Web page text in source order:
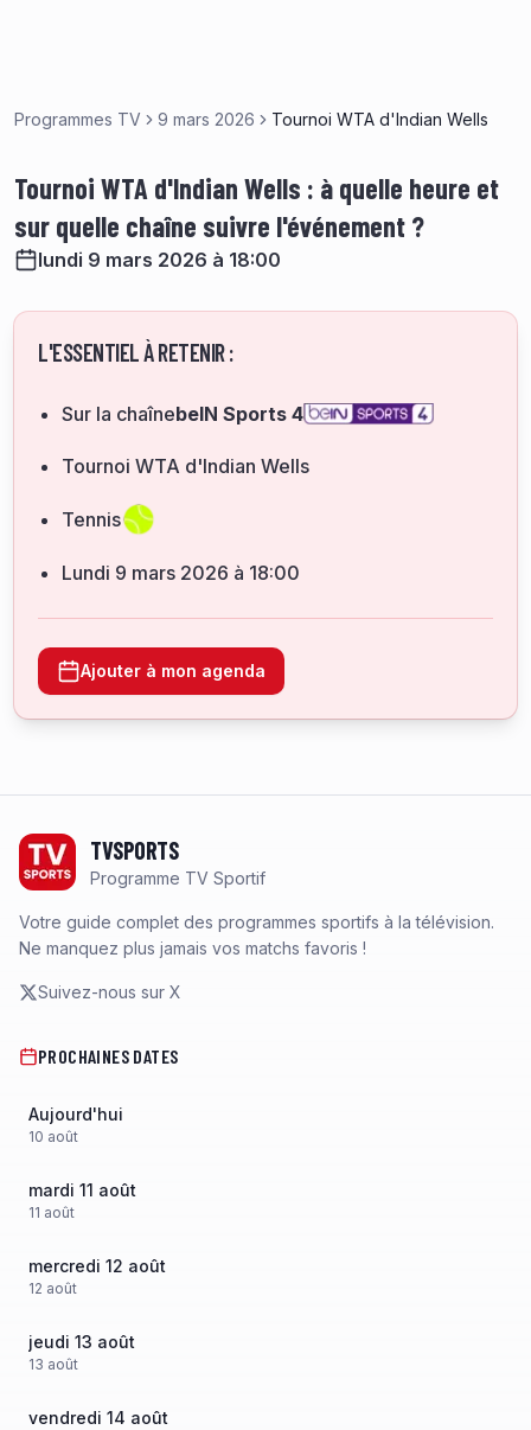
Programmes TV 9 mars 2026 Tournoi WTA d'Indian Wells
Tournoi WTA d'Indian Wells : à quelle heure et
sur quelle chaîne suivre l'événement ?
lundi 9 mars 2026 à 18:00
L'ESSENTIEL À RETENIR :
Sur la chaînebeIN Sports 4
Tournoi WTA d'Indian Wells
Tennis
lundi 9 mars 2026 à 18:00
Ajouter à mon agenda
TVSPORTS
Programme TV Sportif
Votre guide complet des programmes sportifs à la télévision.
Ne manquez plus jamais vos matchs favoris !
Suivez-nous sur X
PROCHAINES DATES
Aujourd'hui
10 août
mardi 11 août
11 août
mercredi 12 août
12 août
jeudi 13 août
13 août
vendredi 14 août